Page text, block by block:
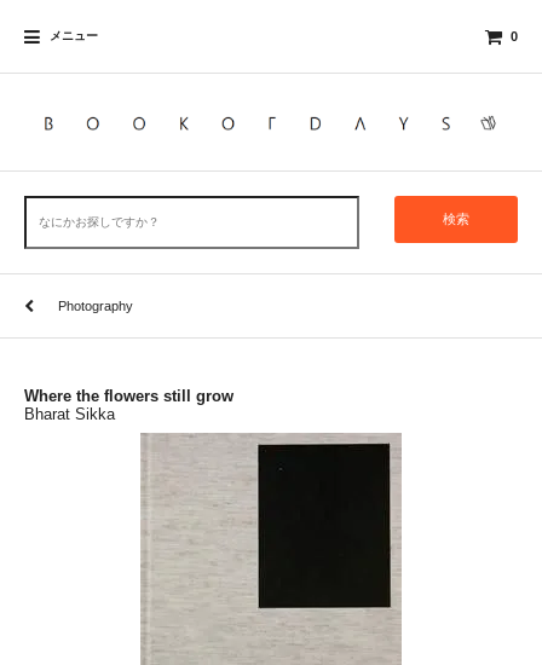
メニュー 0
検索
Photography
Where the flowers still grow
Bharat Sikka